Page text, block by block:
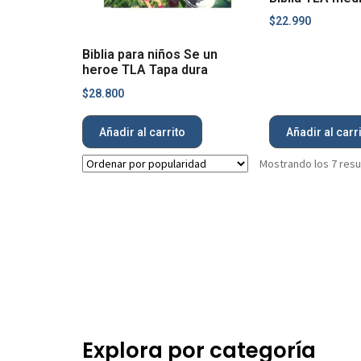
Biblia para niños Se un
heroe TLA Tapa dura
$28.800
Añadir al carrito
$22.990
Añadir al
Mostrando los 7
Explora por categoría